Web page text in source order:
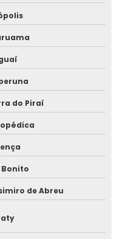
multimarcas
Abnt
do Piraí
Bonito
de Abreu